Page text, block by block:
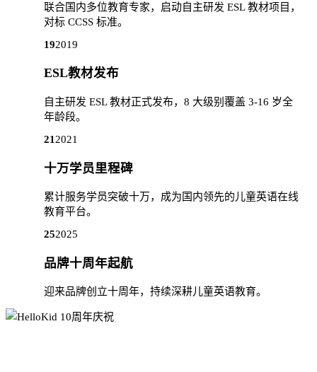
联合国内多位教育专家，启动自主研发 ESL 教材项目，
对标 CCSS 标准。
192019
ESL教材发布
自主研发 ESL 教材正式发布，8 大级别覆盖 3-16 岁全
年龄段。
21 2021
十万学员里程碑
累计服务学员突破十万，成为国内领先的儿童英语在线
教育平台。
252025
品牌十周年起航
迎来品牌创立十周年，持续深耕儿童英语教育。